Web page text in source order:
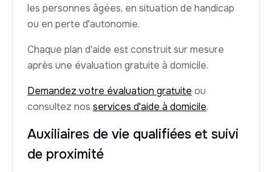
les personnes âgées, en situation de handicap
ou en perte d'autonomie.
Chaque plan d'aide est construit sur mesure
après une évaluation gratuite à domicile.
Demandez votre évaluation gratuite ou
consultez nos services d'aide à domicile.
Auxiliaires de vie qualifiées et suivi
de proximité